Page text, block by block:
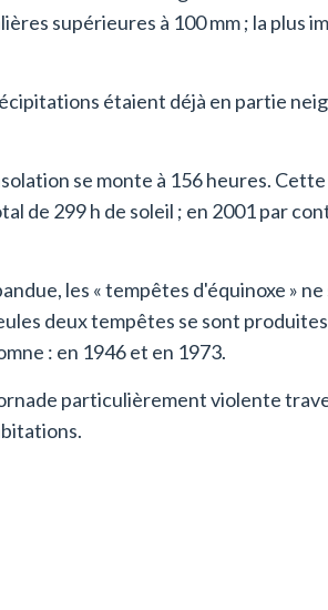
supérieures à 100 mm ; la plus
étaient déjà en partie
se monte à 156 heures.
de 299 h de soleil ; en 2001 par
les « tempêtes d'équinoxe »
deux tempêtes se sont
: en 1946 et en 1973.
particulièrement violente